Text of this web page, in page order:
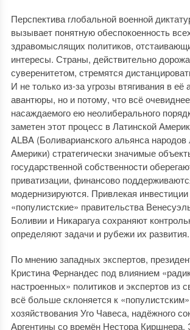
Перспектива глобальной военной
вызывает понятную обеспокоенность
здравомыслящих политиков,
интересы. Страны, действительно
суверенитетом, стремятся
И не только из-за угрозы втягивания в её
авантюры, но и потому, что всё
насаждаемого ею неолиберального
заметен этот процесс в Латинской
ALBA (Боливарианского альянса народов
Америки) стратегически значимые
государственной собственности
приватизации, финансово
модернизируются. Привлекая инвестиции
«популистские» правительства
Боливии и Никарагуа сохраняют
определяют задачи и рубежи их развития.
По мнению западных экспертов,
Кристина Фернандес под влиянием
настроенных» политиков и экспертов из
всё больше склоняется к
хозяйствования Уго Чавеса, надёжного
Аргентины со времён Нестора Киршнера.